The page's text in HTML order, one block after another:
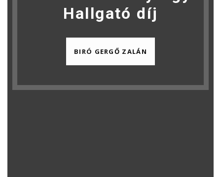
Hallgató díj
BIRÓ GERGŐ ZALÁN